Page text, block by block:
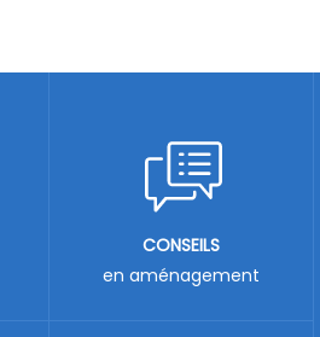
CONSEILS
en aménagement